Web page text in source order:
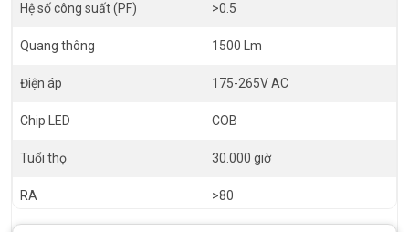
Hệ số công suất (PF) >0.5
Quang thông 1500 Lm
Điện áp 175-265V AC
Chip LED COB
Tuổi thọ 30.000 giờ
RA >80